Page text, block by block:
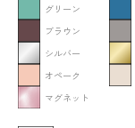
グリーン
ブラウン
シルバー
オペーク
マグネット